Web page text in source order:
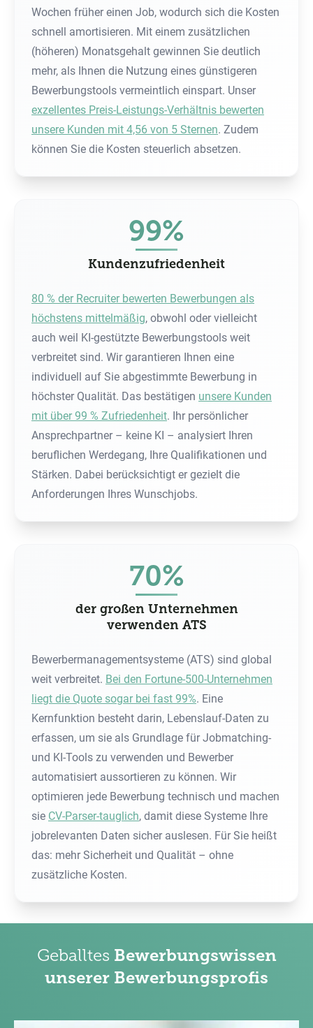
Wochen früher einen Job, wodurch sich die Kosten
schnell amortisieren. Mit einem zusätzlichen
(höheren) Monatsgehalt gewinnen Sie deutlich
mehr, als Ihnen die Nutzung eines günstigeren
Bewerbungstools vermeintlich einspart. Unser
exzellentes Preis-Leistungs-Verhältnis bewerten
unsere Kunden mit 4,56 von 5 Sternen. Zudem
können Sie die Kosten steuerlich absetzen.
99%
Kundenzufriedenheit
80 % der Recruiter bewerten Bewerbungen als
höchstens mittelmäßig, obwohl oder vielleicht
auch weil KI-gestützte Bewerbungstools weit
verbreitet sind. Wir garantieren Ihnen eine
individuell auf Sie abgestimmte Bewerbung in
höchster Qualität. Das bestätigen unsere Kunden
mit über 99 % Zufriedenheit. Ihr persönlicher
Ansprechpartner – keine KI – analysiert Ihren
beruflichen Werdegang, Ihre Qualifikationen und
Stärken. Dabei berücksichtigt er gezielt die
Anforderungen Ihres Wunschjobs.
70%
der großen Unternehmen
verwenden ATS
Bewerbermanagementsysteme (ATS) sind global
weit verbreitet. Bei den Fortune-500-Unternehmen
liegt die Quote sogar bei fast 99%. Eine
Kernfunktion besteht darin, Lebenslauf-Daten zu
erfassen, um sie als Grundlage für Jobmatching-
und KI-Tools zu verwenden und Bewerber
automatisiert aussortieren zu können. Wir
optimieren jede Bewerbung technisch und machen
sie CV-Parser-tauglich, damit diese Systeme Ihre
jobrelevanten Daten sicher auslesen. Für Sie heißt
das: mehr Sicherheit und Qualität – ohne
zusätzliche Kosten.
Geballtes Bewerbungswissen
unserer Bewerbungsprofis